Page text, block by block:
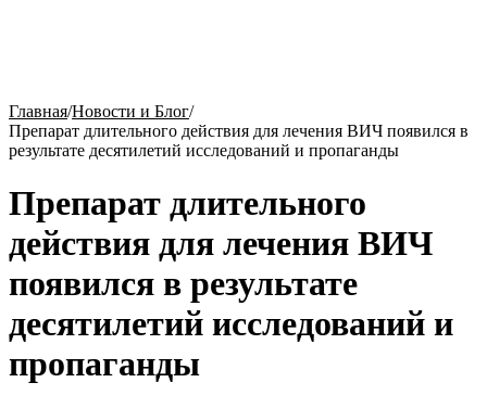
Главная/Новости и Блог/
Препарат длительного действия для лечения ВИЧ появился в
результате десятилетий исследований и пропаганды
Препарат длительного
действия для лечения ВИЧ
появился в результате
десятилетий исследований и
пропаганды